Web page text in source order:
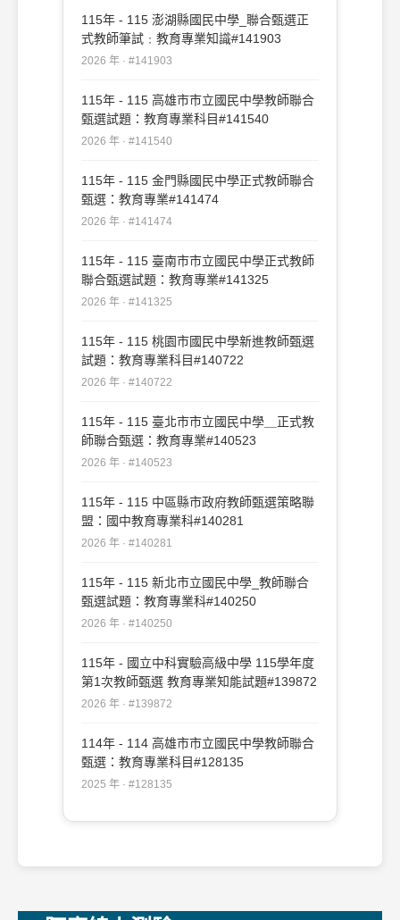
115年 - 115 澎湖縣國民中學_聯合甄選正
式教師筆試﹕教育專業知識#141903
2026 年 · #141903
115年 - 115 高雄市市立國民中學教師聯合
甄選試題：教育專業科目#141540
2026 年 · #141540
115年 - 115 金門縣國民中學正式教師聯合
甄選：教育專業#141474
2026 年 · #141474
115年 - 115 臺南市市立國民中學正式教師
聯合甄選試題：教育專業#141325
2026 年 · #141325
115年 - 115 桃園市國民中學新進教師甄選
試題：教育專業科目#140722
2026 年 · #140722
115年 - 115 臺北市市立國民中學＿正式教
師聯合甄選：教育專業#140523
2026 年 · #140523
115年 - 115 中區縣市政府教師甄選策略聯
盟：國中教育專業科#140281
2026 年 · #140281
115年 - 115 新北市立國民中學_教師聯合
甄選試題：教育專業科#140250
2026 年 · #140250
115年 - 國立中科實驗高級中學 115學年度
第1次教師甄選 教育專業知能試題#139872
2026 年 · #139872
114年 - 114 高雄市市立國民中學教師聯合
甄選：教育專業科目#128135
2025 年 · #128135